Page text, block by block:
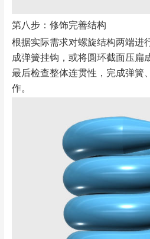
第八步：修饰完善结构
根据实际需求对螺旋结构两端进
成弹簧挂钩，或将圆环截面压扁
最后检查整体连贯性，完成弹簧
作。